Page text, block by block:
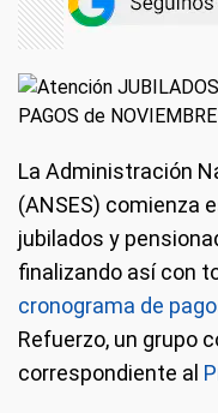
La Administración
(ANSES) comienza
jubilados y
finalizando así con
cronograma de
Refuerzo, un grupo
correspondiente al